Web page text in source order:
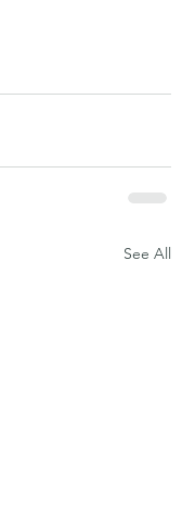
See All